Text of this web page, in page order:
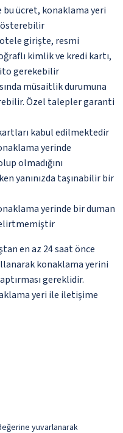
bu ücret, konaklama yeri
girişte, resmi
kimlik ve kredi kartı,
gerekebilir
müsaitlik durumuna
Özel talepler garanti
kabul edilmektedir
yerinde
olmadığını
yanınızda taşınabilir bir
yerinde bir duman
en az 24 saat önce
konaklama yerini
gereklidir.
yeri ile iletişime
yuvarlanarak